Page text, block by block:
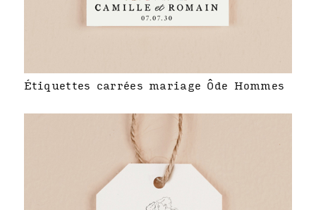
Étiquettes carrées mariage Ôde Hommes